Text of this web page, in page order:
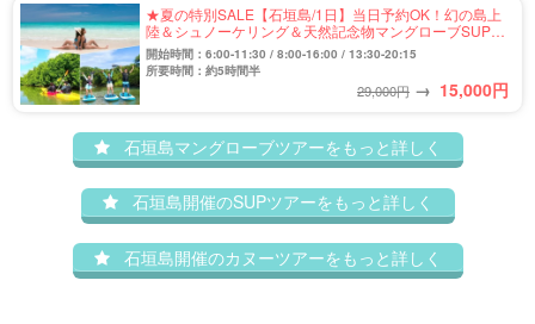
★夏の特別SALE【石垣島/1日】当日予約OK！幻の島上
陸＆シュノーケリング＆天然記念物マングローブSUPor
カヌー★写真無料（No.457）
開始時間：6:00-11:30 / 8:00-16:00 / 13:30-20:15
所要時間：約5時間半
29,000円 → 15,000円
石垣島マングローブツアーをもっと詳しく
石垣島開催のSUPツアーをもっと詳しく
石垣島開催のカヌーツアーをもっと詳しく